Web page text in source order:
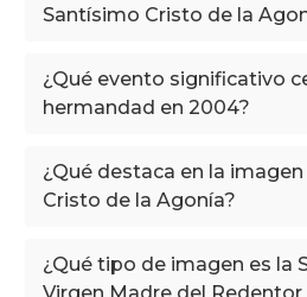
Santísimo Cristo de la
¿Qué evento significativo
hermandad en 2004?
¿Qué destaca en la
Cristo de la Agonía?
¿Qué tipo de imagen es la
Virgen Madre del Redentor